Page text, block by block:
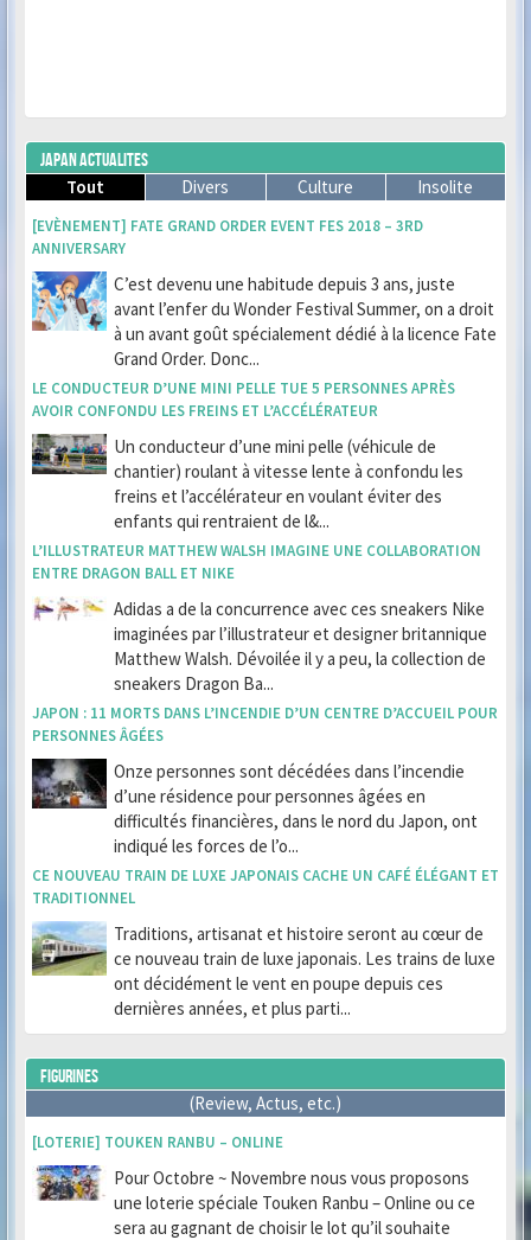
JAPAN ACTUALITES
Tout
Divers Culture Insolite
[EVÈNEMENT] FATE GRAND ORDER EVENT FES 2018 – 3RD
ANNIVERSARY
C’est devenu une habitude depuis 3 ans, juste
avant l’enfer du Wonder Festival Summer, on a droit
à un avant goût spécialement dédié à la licence Fate
Grand Order. Donc...
LE CONDUCTEUR D’UNE MINI PELLE TUE 5 PERSONNES APRÈS
AVOIR CONFONDU LES FREINS ET L’ACCÉLÉRATEUR
Un conducteur d’une mini pelle (véhicule de
chantier) roulant à vitesse lente à confondu les
freins et l’accélérateur en voulant éviter des
enfants qui rentraient de l&...
L’ILLUSTRATEUR MATTHEW WALSH IMAGINE UNE COLLABORATION
ENTRE DRAGON BALL ET NIKE
Adidas a de la concurrence avec ces sneakers Nike
imaginées par l’illustrateur et designer britannique
Matthew Walsh. Dévoilée il y a peu, la collection de
sneakers Dragon Ba...
JAPON : 11 MORTS DANS L’INCENDIE D’UN CENTRE D’ACCUEIL POUR
PERSONNES ÂGÉES
Onze personnes sont décédées dans l’incendie
d’une résidence pour personnes âgées en
difficultés financières, dans le nord du Japon, ont
indiqué les forces de l’o...
CE NOUVEAU TRAIN DE LUXE JAPONAIS CACHE UN CAFÉ ÉLÉGANT ET
TRADITIONNEL
Traditions, artisanat et histoire seront au cœur de
ce nouveau train de luxe japonais. Les trains de luxe
ont décidément le vent en poupe depuis ces
dernières années, et plus parti...
FIGURINES
(Review, Actus, etc.)
[LOTERIE] TOUKEN RANBU – ONLINE
Pour Octobre ~ Novembre nous vous proposons
une loterie spéciale Touken Ranbu – Online ou ce
sera au gagnant de choisir le lot qu’il souhaite